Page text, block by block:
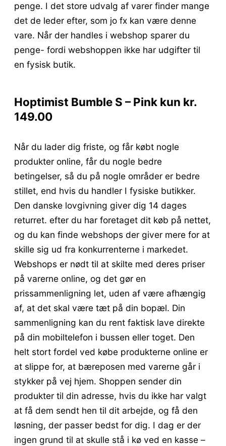
penge. I det store udvalg af varer finder mange
det de leder efter, som jo fx kan være denne
vare. Når der handles i webshop sparer du
penge- fordi webshoppen ikke har udgifter til
en fysisk butik.
Hoptimist Bumble S – Pink kun kr.
149.00
Når du lader dig friste, og får købt nogle
produkter online, får du nogle bedre
betingelser, så du på nogle områder er bedre
stillet, end hvis du handler I fysiske butikker.
Den danske lovgivning giver dig 14 dages
returret. efter du har foretaget dit køb på nettet,
og du kan finde webshops der giver mere for at
skille sig ud fra konkurrenterne i markedet.
Webshops er nødt til at skilte med deres priser
på varerne online, og det gør en
prissammenligning let, uden af være afhængig
af, at det skal være tæt på din bopæl. Din
sammenligning kan du rent faktisk lave direkte
på din mobiltelefon i bussen eller toget. Den
helt stort fordel ved købe produkterne online er
at slippe for, at bæreposen med varerne går i
stykker på vej hjem. Shoppen sender din
produkter til din adresse, hvis du ikke har valgt
at få dem sendt hen til dit arbejde, og få den
løsning, der passer bedst for dig. I dag er der
ingen grund til at skulle stå i kø ved en kasse –